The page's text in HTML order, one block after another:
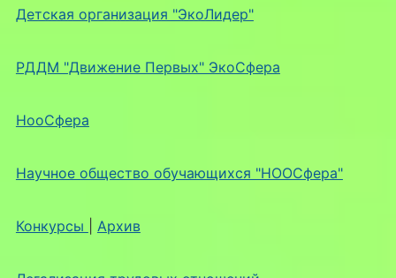
Детская организация "ЭкоЛидер"
РДДМ "Движение Первых" ЭкоСфера
НооСфера
Научное общество обучающихся "НООСфера"
Конкурсы Архив